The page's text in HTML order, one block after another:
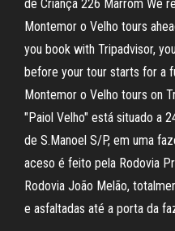
de Criança 226 Marrom We
Montemor o Velho tours
you book with Tripadvisor,
before your tour starts for a
Montemor o Velho tours on
"Paiol Velho" está situado a
de S.Manoel S/P, em uma
aceso é feito pela Rodovia
Rodovia João Melão,
e asfaltadas até a porta da